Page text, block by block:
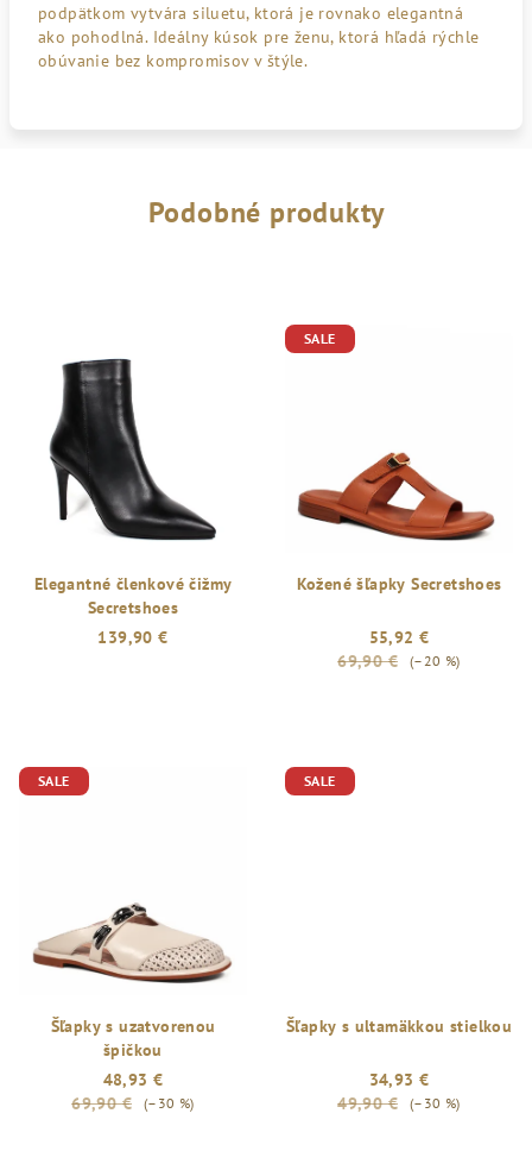
podpätkom vytvára siluetu, ktorá je rovnako elegantná
ako pohodlná. Ideálny kúsok pre ženu, ktorá hľadá rýchle
obúvanie bez kompromisov v štýle.
Podobné produkty
Elegantné členkové čižmy
Secretshoes
139,90 €
SALE
Kožené šľapky Secretshoes
55,92 €
69,90 €
(–20 %)
SALE
Šľapky s uzatvorenou
špičkou
48,93 €
69,90 €
(–30 %)
SALE
Šľapky s ultamäkkou stielkou
34,93 €
49,90 €
(–30 %)